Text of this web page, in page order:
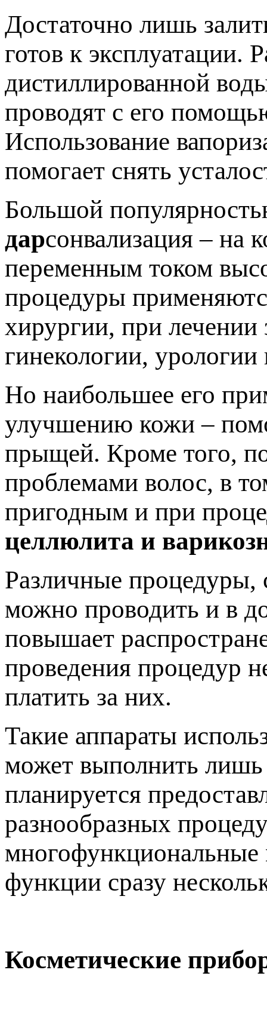
Достаточно лишь
готов к эксплуатации.
дистиллированной
проводят с его
Использование
помогает снять
Большой
дарсонвализация – на
переменным током
процедуры
хирургии, при лечении
гинекологии, урологии
Но наибольшее его
улучшению кожи –
прыщей. Кроме того,
проблемами волос, в
пригодным и при
целлюлита и
Различные процедуры,
можно проводить и в
повышает
проведения процедур
платить за них.
Такие аппараты
может выполнить
планируется
разнообразных
многофункциональные
функции сразу
Косметические